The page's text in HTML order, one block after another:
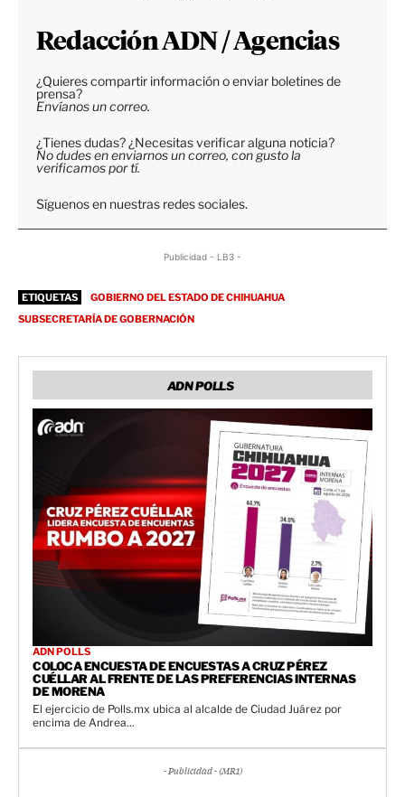
Redacción ADN / Agencias
¿Quieres compartir información o enviar boletines de
prensa?
Envíanos un correo.
¿Tienes dudas? ¿Necesitas verificar alguna noticia?
No dudes en enviarnos un correo, con gusto la
verificamos por tí.
Síguenos en nuestras redes sociales.
Publicidad - LB3 -
ETIQUETAS
GOBIERNO DEL ESTADO DE CHIHUAHUA
SUBSECRETARÍA DE GOBERNACIÓN
ADN POLLS
ADN POLLS
COLOCA ENCUESTA DE ENCUESTAS A CRUZ PÉREZ
CUÉLLAR AL FRENTE DE LAS PREFERENCIAS INTERNAS
DE MORENA
El ejercicio de Polls.mx ubica al alcalde de Ciudad Juárez por
encima de Andrea...
- Publicidad - (MR1)